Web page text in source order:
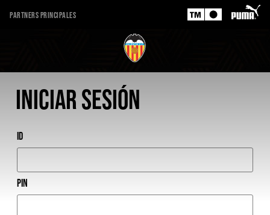
Partners principales
Iniciar sesión
ID
PIN